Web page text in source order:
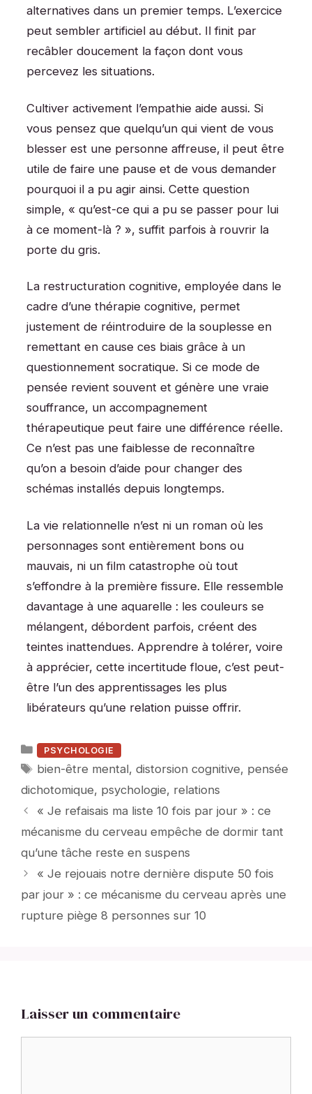
alternatives dans un premier temps. L’exercice
peut sembler artificiel au début. Il finit par
recâbler doucement la façon dont vous
percevez les situations.
Cultiver activement l’empathie aide aussi. Si
vous pensez que quelqu’un qui vient de vous
blesser est une personne affreuse, il peut être
utile de faire une pause et de vous demander
pourquoi il a pu agir ainsi. Cette question
simple, « qu’est-ce qui a pu se passer pour lui
à ce moment-là ? », suffit parfois à rouvrir la
porte du gris.
La restructuration cognitive, employée dans le
cadre d’une thérapie cognitive, permet
justement de réintroduire de la souplesse en
remettant en cause ces biais grâce à un
questionnement socratique. Si ce mode de
pensée revient souvent et génère une vraie
souffrance, un accompagnement
thérapeutique peut faire une différence réelle.
Ce n’est pas une faiblesse de reconnaître
qu’on a besoin d’aide pour changer des
schémas installés depuis longtemps.
La vie relationnelle n’est ni un roman où les
personnages sont entièrement bons ou
mauvais, ni un film catastrophe où tout
s’effondre à la première fissure. Elle ressemble
davantage à une aquarelle : les couleurs se
mélangent, débordent parfois, créent des
teintes inattendues. Apprendre à tolérer, voire
à apprécier, cette incertitude floue, c’est peut-
être l’un des apprentissages les plus
libérateurs qu’une relation puisse offrir.
Catégories
PSYCHOLOGIE
Étiquettes
bien-être mental,distorsion cognitive, pensée
dichotomique, psychologie, relations
« Je refaisais ma liste 10 fois par jour » : ce
mécanisme du cerveau empêche de dormir tant
qu’une tâche reste en suspens
« Je rejouais notre dernière dispute 50 fois
par jour » : ce mécanisme du cerveau après une
rupture piège 8 personnes sur 10
Laisser un commentaire